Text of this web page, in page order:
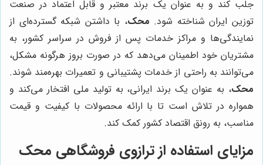
جلب کند و به عنوان یک برند معتبر و قابل اعتماد در صنعت
توزین ایران شناخته شود. محک، با داشتن شبکه گسترده‌ای از
نمایندگی‌ها و مراکز خدمات پس از فروش در سراسر کشور، به
مشتریان خود اطمینان می‌دهد که در صورت بروز هرگونه مشکل،
می‌توانند به راحتی از خدمات پشتیبانی و تعمیرات بهره‌مند شوند.
محک، به عنوان یک برند ایرانی، به تولید ملی افتخار می‌کند و
همواره در تلاش است تا با ارائه محصولات با کیفیت و قیمت
مناسب، به رونق اقتصاد کشور کمک کند.
مزایای استفاده از ترازوی فروشگاهی محک